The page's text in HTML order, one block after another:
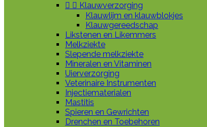
  Klauwverzorging
Klauwlijm en klauwblokjes
Klauwgereedschap
Likstenen en Likemmers
Melkziekte
Slepende melkziekte
Mineralen en Vitaminen
Uierverzorging
Veterinaire Instrumenten
Injectiematerialen
Mastitis
Spieren en Gewrichten
Drenchen en Toebehoren